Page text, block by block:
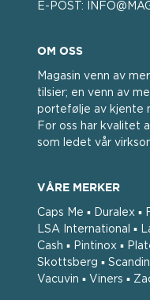
E-POST:
OM OSS
Magasin venn av
tilsier; en venn av
portefølje av kjente
For oss har kvalitet
som ledet vår
VÅRE MERKER
Caps Me ▪ Duralex ▪
LSA International ▪
Cash ▪ Pintinox ▪
Skottsberg ▪
Vacuvin ▪ Viners ▪